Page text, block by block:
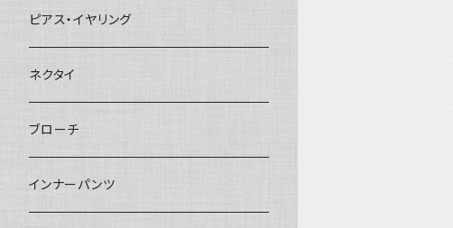
ヘアクリップ
ヘッドドレス・カチューシャ
ヘアゴム
簪
ピアス・イヤリング
ネクタイ
ブローチ
インナーパンツ